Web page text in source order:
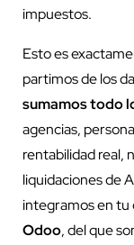
impuestos.
Esto es
partimos de los
sumamos todo
agencias,
rentabilidad real,
liquidaciones de
integramos en tu
Odoo, del que